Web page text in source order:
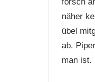
näher
übel
ab.
man ist.